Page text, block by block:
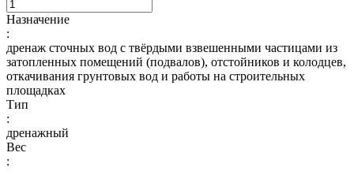
Назначение
:
дренаж сточных вод с твёрдыми взвешенными частицами из
затопленных помещений (подвалов), отстойников и колодцев,
откачивания грунтовых вод и работы на строительных
площадках
Тип
:
дренажный
Вес
: